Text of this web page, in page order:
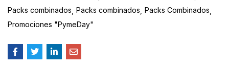
Packs combinados Packs combinados Packs Combinados
Promociones "PymeDay"